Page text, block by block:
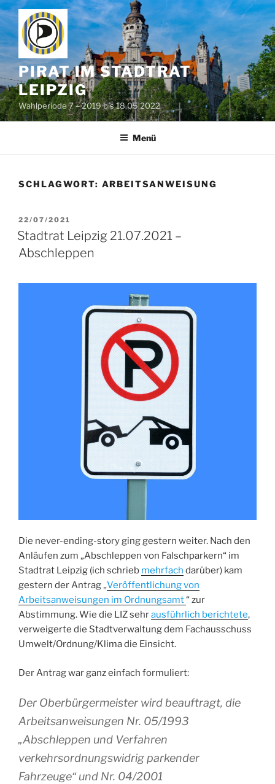
Zum
Inhalt
springen
PIRAT IM STADTRAT
LEIPZIG
Wahlperiode 7 – 2019 bis 18.05.2022
Menü
SCHLAGWORT: ARBEITSANWEISUNG
VERÖFFENTLICHT
AM
22/07/2021
Stadtrat Leipzig 21.07.2021 –
Abschleppen
Die never-ending-story ging gestern weiter. Nach den
Anläufen zum „Abschleppen von Falschparkern“ im
Stadtrat Leipzig (ich schrieb mehrfach darüber) kam
gestern der Antrag „Veröffentlichung von
Arbeitsanweisungen im Ordnungsamt“ zur
Abstimmung. Wie die LIZ sehrausführlich berichtete,
verweigerte die Stadtverwaltung dem Fachausschuss
Umwelt/Ordnung/Klima die Einsicht.
Der Antrag war ganz einfach formuliert:
Der Oberbürgermeister wird beauftragt, die
Arbeitsanweisungen Nr. 05/1993
„Abschleppen und Verfahren
verkehrsordnungswidrig parkender
Fahrzeuge“ und Nr. 04/2001